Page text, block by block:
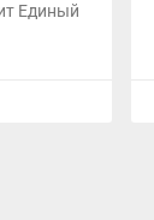
Единый